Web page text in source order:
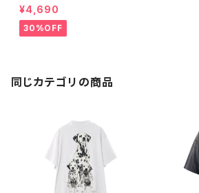
¥4,690
30%OFF
同じカテゴリの商品